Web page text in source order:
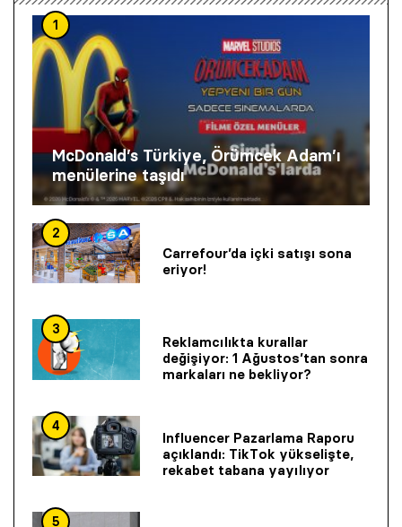
1
McDonald’s Türkiye, Örümcek Adam’ı
menülerine taşıdı
2
Carrefour’da içki satışı sona
eriyor!
3
Reklamcılıkta kurallar
değişiyor: 1 Ağustos’tan sonra
markaları ne bekliyor?
4
Influencer Pazarlama Raporu
açıklandı: TikTok yükselişte,
rekabet tabana yayılıyor
5